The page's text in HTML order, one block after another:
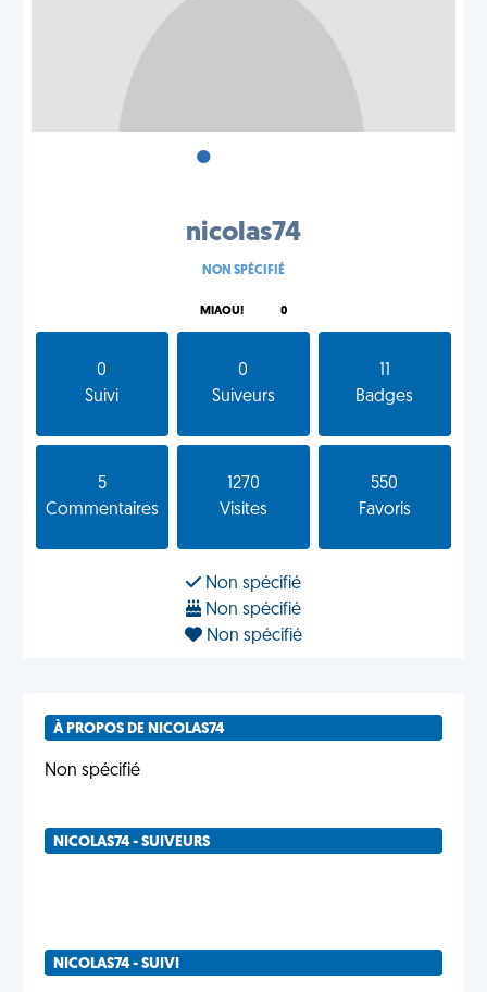
•
nicolas74
NON SPÉCIFIÉ
MIAOU! 0
0
Suivi
0
Suiveurs
Badges
5
Commentaires
1270
Visites
550
Favoris
Non spécifié
Non spécifié
Non spécifié
À PROPOS DE NICOLAS74
Non spécifié
NICOLAS74 - SUIVEURS
NICOLAS74 - SUIVI